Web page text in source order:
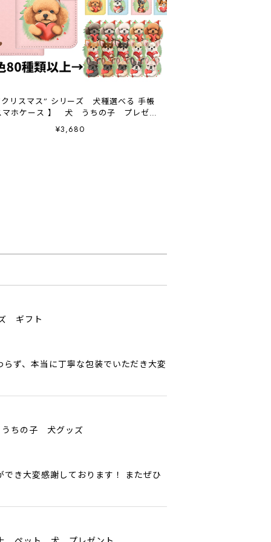
リスマス” シリーズ 犬種選べる 手帳
マホケース 】 犬 うちの子 プレゼン
ト Android対応
¥3,680
ギフト
ず、本当に丁寧な包装でいただき大変
ちの子 犬グッズ
き大変感謝しております！ またぜひ